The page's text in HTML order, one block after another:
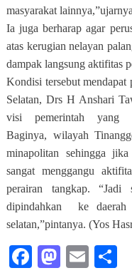
masyarakat
Ia juga berharap agar
atas kerugian nelayan
dampak langsung aktifitas
Kondisi tersebut
Selatan, Drs H Anshari
visi pemerintah yang
Baginya, wilayah
minapolitan sehingga
sangat menggangu
perairan tangkap. “Jadi
dipindahkan
ke daerah
selatan,”pintanya. (Yos
Facebook
Email